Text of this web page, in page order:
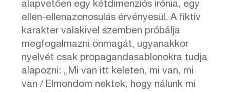
alapvetően egy kétdimenziós irónia, egy
ellen-ellenazonosulás érvényesül. A fiktív
karakter valakivel szemben próbálja
megfogalmazni önmagát, ugyanakkor
nyelvét csak propagandasablonokra tudja
alapozni: „Mi van itt keleten, mi van, mi
van / Elmondom nektek, hogy nálunk mi